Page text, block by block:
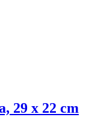
29 x 22 cm